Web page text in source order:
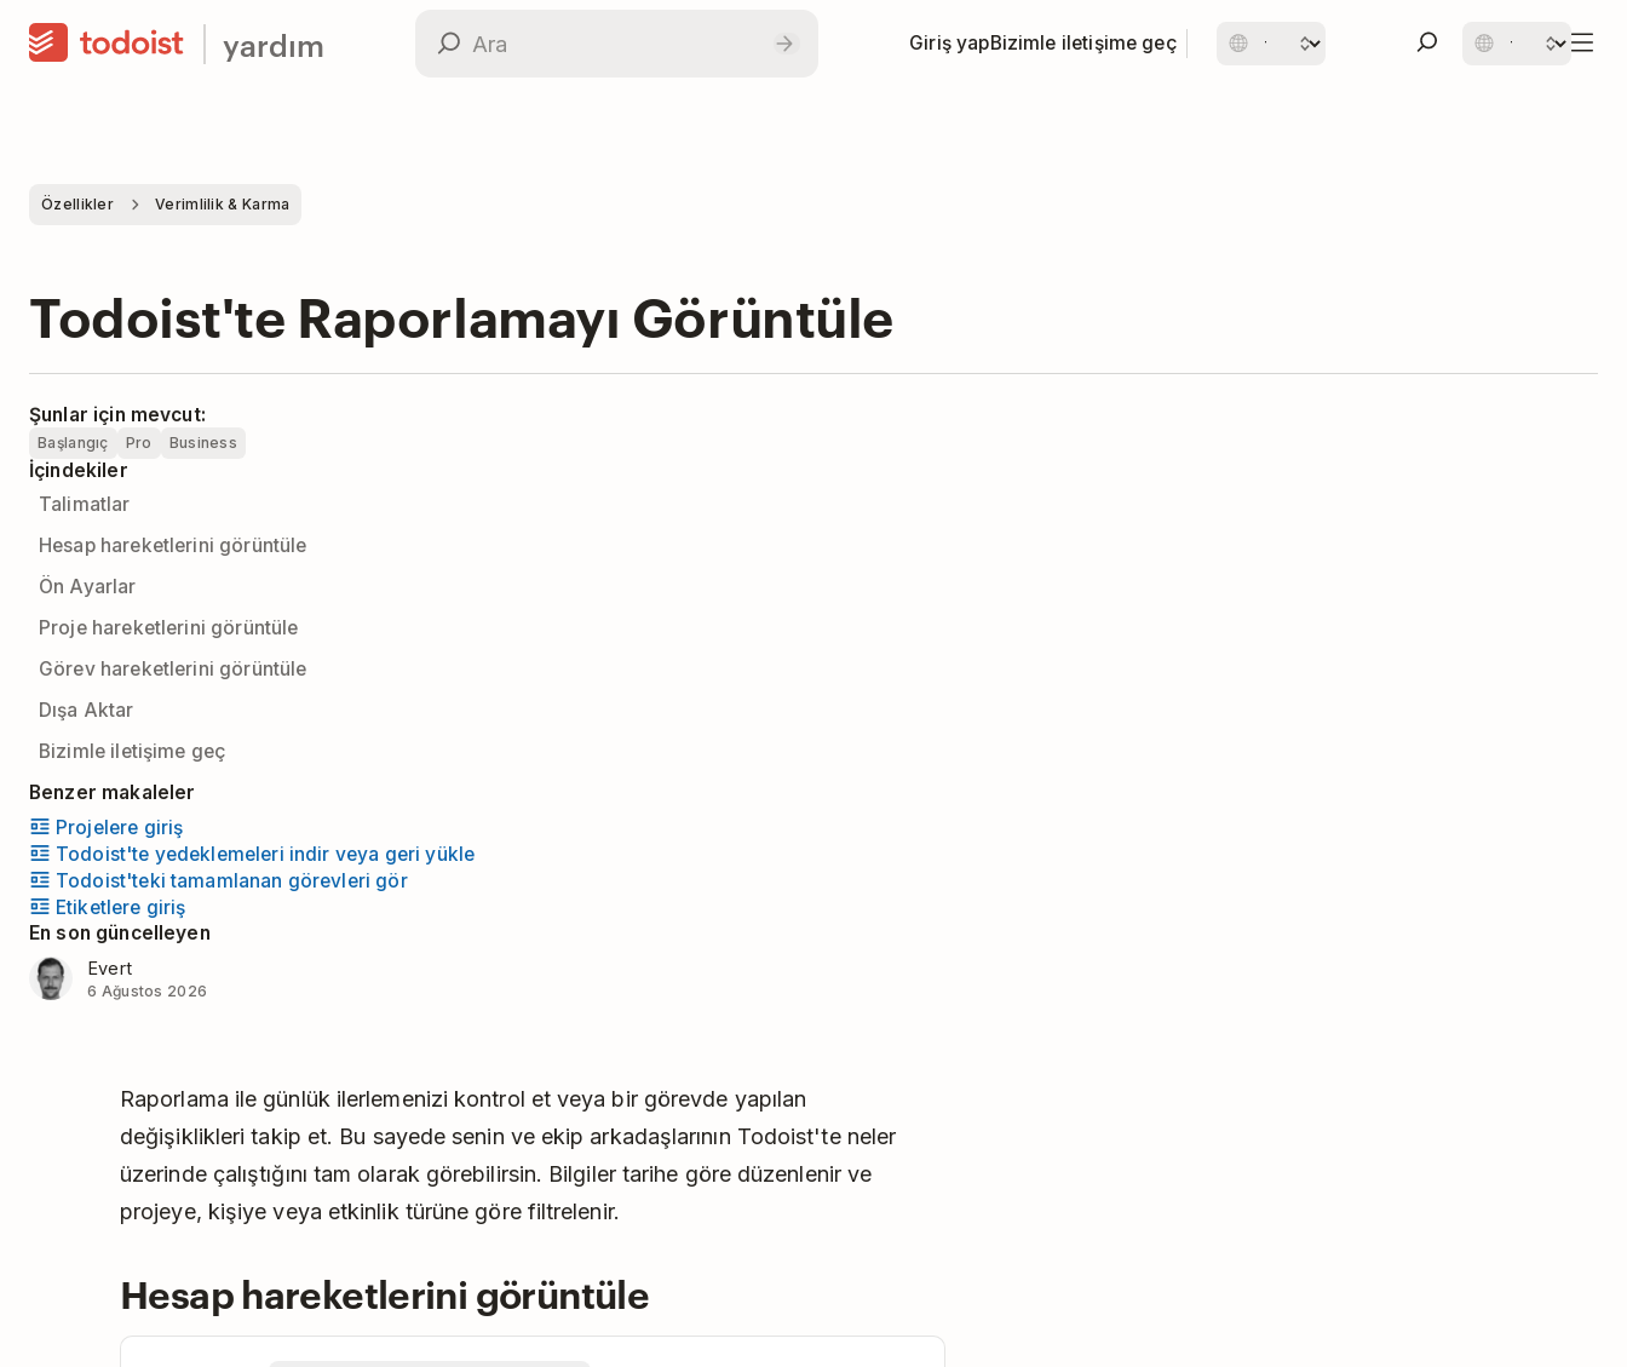
yardım Giriş yapBizimle iletişime geç
Özellikler Verimlilik & Karma
Todoist'te Raporlamayı Görüntüle
Şunlar için mevcut:
Başlangıç Pro Business
İçindekiler
Talimatlar
Hesap hareketlerini görüntüle
Ön Ayarlar
Proje hareketlerini görüntüle
Görev hareketlerini görüntüle
Dışa Aktar
Bizimle iletişime geç
Benzer makaleler
Projelere giriş
Todoist'te yedeklemeleri indir veya geri yükle
Todoist'teki tamamlanan görevleri gör
Etiketlere giriş
En son güncelleyen
Evert
6 Ağustos 2026
Raporlama ile günlük ilerlemenizi kontrol et veya bir görevde yapılan
değişiklikleri takip et. Bu sayede senin ve ekip arkadaşlarının Todoist'te neler
üzerinde çalıştığını tam olarak görebilirsin. Bilgiler tarihe göre düzenlenir ve
projeye, kişiye veya etkinlik türüne göre filtrelenir.
Hesap hareketlerini görüntüle